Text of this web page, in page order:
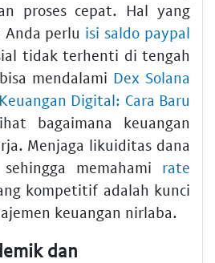
proses cepat. Hal yang
perlu isi saldo paypal
tidak terhenti di tengah
mendalami Dex Solana
Digital: Cara Baru
bagaimana keuangan
Menjaga likuiditas dana
memahami rate
kompetitif adalah kunci
keuangan nirlaba.
dan